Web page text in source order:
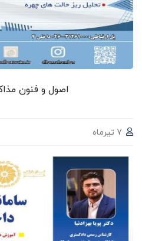
اصول و فنون
7 تیرماه